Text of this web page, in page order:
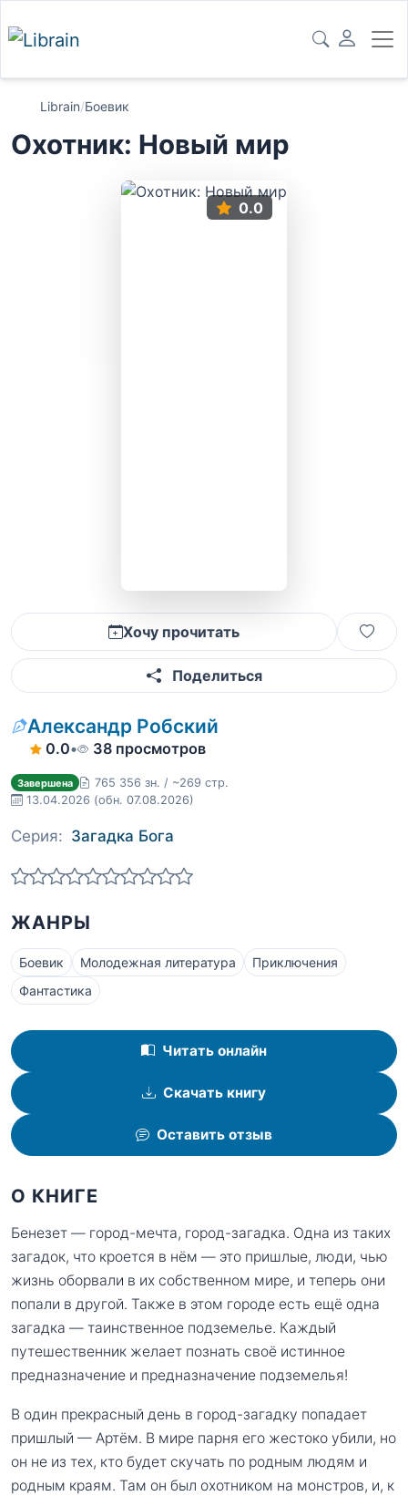
Librain/Боевик
Охотник: Новый мир
0.0
Хочу прочитать
Поделиться
Александр Робский
0.0• 38 просмотров
Завершена
765 356 зн. / ~269 стр.
13.04.2026 (обн. 07.08.2026)
Серия: Загадка Бога
ЖАНРЫ
Боевик Молодежная литература
Приключения
Фантастика
Читать онлайн
Скачать книгу
Оставить отзыв
О КНИГЕ
Бенезет — город-мечта, город-загадка. Одна из таких
загадок, что кроется в нём — это пришлые, люди, чью
жизнь оборвали в их собственном мире, и теперь они
попали в другой. Также в этом городе есть ещё одна
загадка — таинственное подземелье. Каждый
путешественник желает познать своё истинное
предназначение и предназначение подземелья!
В один прекрасный день в город-загадку попадает
пришлый — Артём. В мире парня его жестоко убили, но
он не из тех, кто будет скучать по родным людям и
родным краям. Там он был охотником на монстров, и, к